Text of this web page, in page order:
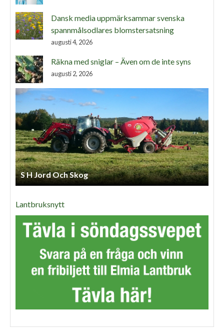
Dansk media uppmärksammar svenska
spannmålsodlares blomstersatsning
augusti 4, 2026
Räkna med sniglar – Även om de inte syns
augusti 2, 2026
S H Jord Och Skog
Lantbruksnytt